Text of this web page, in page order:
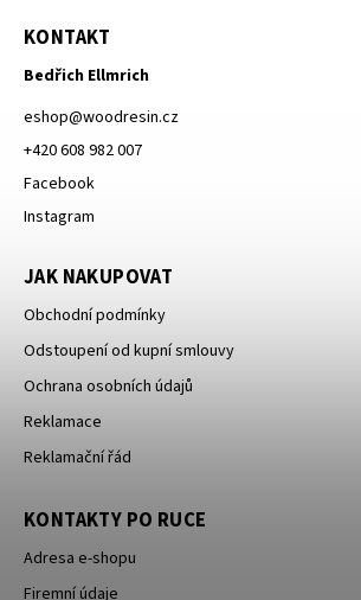
KONTAKT
Bedřich Ellmrich
eshop@woodresin.cz
+420 608 982 007
Facebook
Instagram
JAK NAKUPOVAT
Obchodní podmínky
Odstoupení od kupní smlouvy
Ochrana osobních údajů
Reklamace
Reklamační řád
KONTAKTY PO RUCE
Adresa e-shopu
Firemní údaje